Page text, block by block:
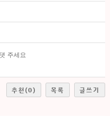
주세요
추천(0) 목록 글쓰기